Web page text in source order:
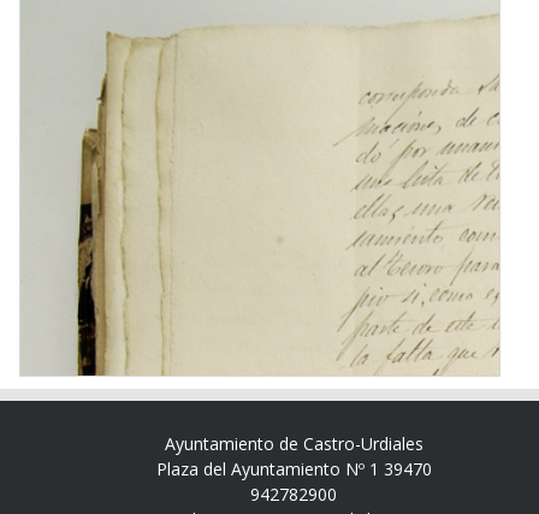
Ayuntamiento de Castro-Urdiales
Plaza del Ayuntamiento Nº 1 39470
942782900